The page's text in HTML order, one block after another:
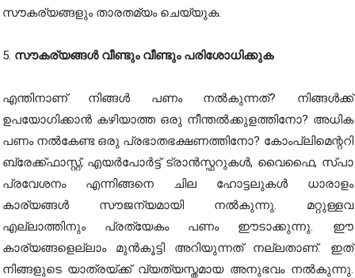
സൗകര്യങ്ങളും താരതമ്യം ചെയ്യുക.
5. സൗകര്യങ്ങൾ വീണ്ടും വീണ്ടും പരിശോധിക്കുക
എന്തിനാണ് നിങ്ങൾ പണം നൽകുന്നത്? നിങ്ങൾക്ക്
ഉപയോഗിക്കാൻ കഴിയാത്ത ഒരു നീന്തൽക്കുളത്തിനോ? അധിക
പണം നൽകേണ്ട ഒരു പ്രഭാതഭക്ഷണത്തിനോ? കോംപ്ലിമെന്ററി
ബ്രേക്ക്ഫാസ്റ്റ്, എയർപോർട്ട് ട്രാൻസ്ഫറുകൾ, വൈഫൈ, സ്പാ
പ്രവേശനം എന്നിങ്ങനെ ചില ഹോട്ടലുകൾ ധാരാളം
കാര്യങ്ങൾ സൗജന്യമായി നൽകുന്നു. മറ്റുള്ളവ
എല്ലാത്തിനും പ്രത്യേകം പണം ഈടാക്കുന്നു. ഈ
കാര്യങ്ങളെല്ലാം മുൻകൂട്ടി അറിയുന്നത് നല്ലതാണ്. ഇത്
നിങ്ങളുടെ യാത്രയ്ക്ക് വ്യത്യസ്തമായ അനുഭവം നൽകുന്നു.